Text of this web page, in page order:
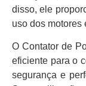
disso, ele
uso dos motores
O Contator de
eficiente para o
segurança e